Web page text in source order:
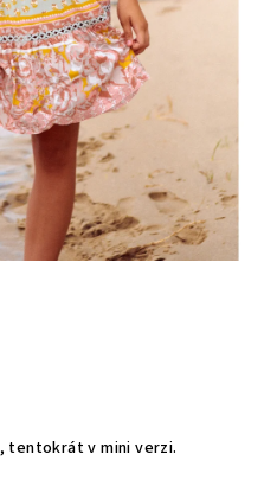
, tentokrát v mini verzi.